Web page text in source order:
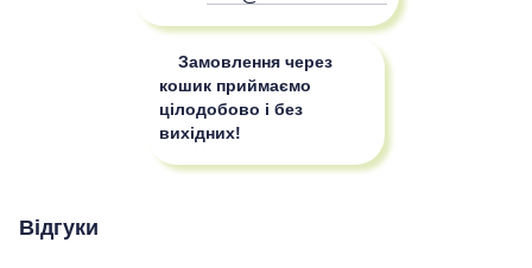
Замовлення через
кошик приймаємо
цілодобово і без
вихідних!
Відгуки